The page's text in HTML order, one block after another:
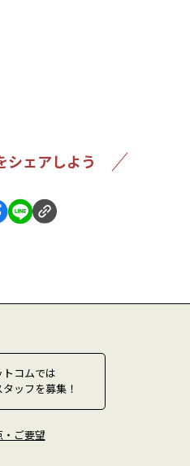
シェアしよう
トコムでは
ッフを募集！
・ご要望